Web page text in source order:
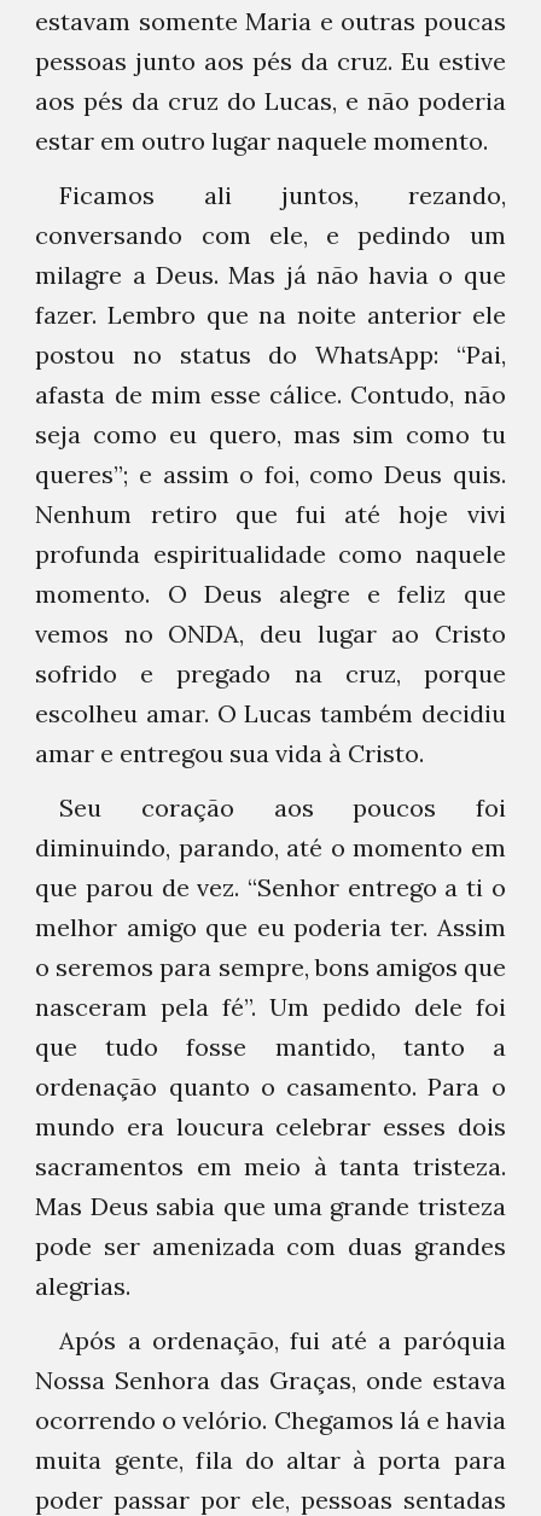
estavam somente Maria e outras poucas
pessoas junto aos pés da cruz. Eu estive
aos pés da cruz do Lucas, e não poderia
estar em outro lugar naquele momento.
Ficamos ali juntos, rezando,
conversando com ele, e pedindo um
milagre a Deus. Mas já não havia o que
fazer. Lembro que na noite anterior ele
postou no status do WhatsApp: “Pai,
afasta de mim esse cálice. Contudo, não
seja como eu quero, mas sim como tu
queres”; e assim o foi, como Deus quis.
Nenhum retiro que fui até hoje vivi
profunda espiritualidade como naquele
momento. O Deus alegre e feliz que
vemos no ONDA, deu lugar ao Cristo
sofrido e pregado na cruz, porque
escolheu amar. O Lucas também decidiu
amar e entregou sua vida à Cristo.
Seu coração aos poucos foi
diminuindo, parando, até o momento em
que parou de vez. “Senhor entrego a ti o
melhor amigo que eu poderia ter. Assim
o seremos para sempre, bons amigos que
nasceram pela fé”. Um pedido dele foi
que tudo fosse mantido, tanto a
ordenação quanto o casamento. Para o
mundo era loucura celebrar esses dois
sacramentos em meio à tanta tristeza.
Mas Deus sabia que uma grande tristeza
pode ser amenizada com duas grandes
alegrias.
Após a ordenação, fui até a paróquia
Nossa Senhora das Graças, onde estava
ocorrendo o velório. Chegamos lá e havia
muita gente, fila do altar à porta para
poder passar por ele, pessoas sentadas